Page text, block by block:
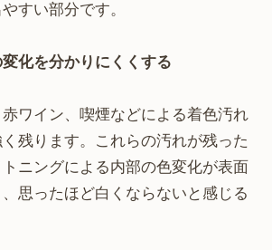
すい部分です。
化を分かりにくくする
ワイン、喫煙などによる着色汚れ
残ります。これらの汚れが残った
ニングによる内部の色変化が表面
思ったほど白くならないと感じる